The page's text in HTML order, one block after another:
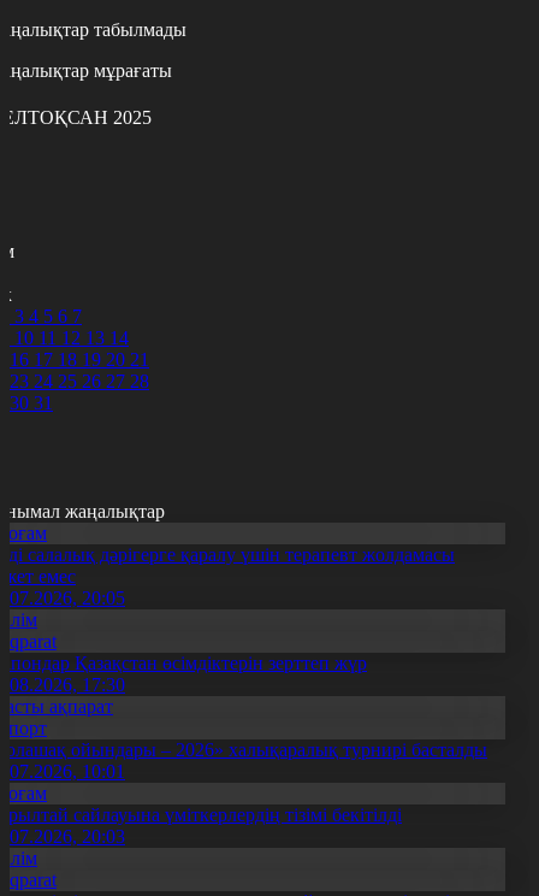
табылмады
мұрағаты
2025
3 4 5 6 7
10 11 12 13 14
16 17 18 19 20 21
23 24 25 26 27 28
30 31
жаңалықтар
салалық дәрігерге қаралу үшін терапевт жолдамасы
емес
20:05
Қазақстан өсімдіктерін зерттеп жүр
17:30
ақпарат
ойындары – 2026» халықаралық турнирі басталды
10:01
сайлауына үміткерлердің тізімі бекітілді
20:03